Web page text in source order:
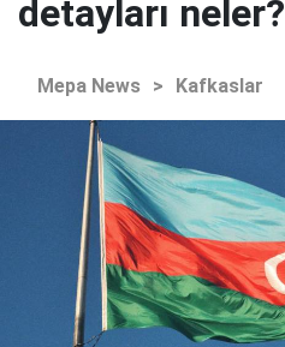
detayları neler?
Mepa News > Kafkaslar